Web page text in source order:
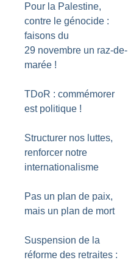
Pour la Palestine,
contre le génocide :
faisons du
29 novembre un raz-de-
marée !
TDoR : commémorer
est politique !
Structurer nos luttes,
renforcer notre
internationalisme
Pas un plan de paix,
mais un plan de mort
Suspension de la
réforme des retraites :